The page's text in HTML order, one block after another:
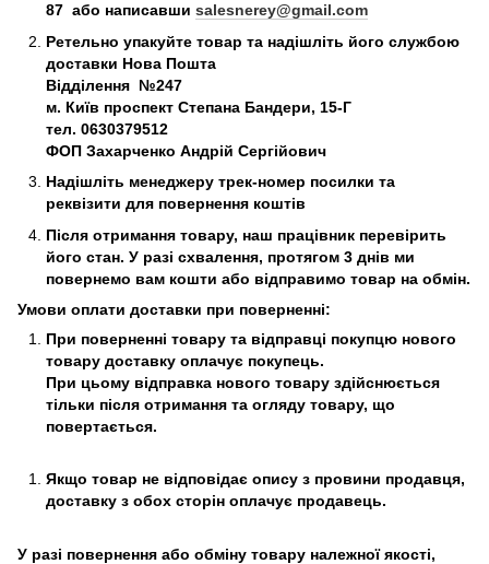
87 або написавши salesnerey@gmail.com
Ретельно упакуйте товар та надішліть його службою
доставки Нова Пошта
Відділення №247
м. Київ проспект Степана Бандери, 15-Г
тел. 0630379512
ФОП Захарченко Андрій Сергійович
Надішліть менеджеру трек-номер посилки та
реквізити для повернення коштів
Після отримання товару, наш працівник перевірить
його стан. У разі схвалення, протягом 3 днів ми
повернемо вам кошти або відправимо товар на обмін.
Умови оплати доставки при поверненні:
При поверненні товару та відправці покупцю нового
товару доставку оплачує покупець.
При цьому відправка нового товару здійснюється
тільки після отримання та огляду товару, що
повертається.
Якщо товар не відповідає опису з провини продавця,
доставку з обох сторін оплачує продавець.
У разі повернення або обміну товару належної якості,